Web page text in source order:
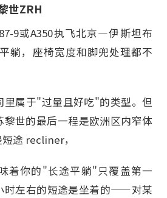
世ZRH
9或A350执飞北京—伊斯坦布
躺，座椅宽度和脚兜处理都不
里属于"过量且好吃"的类型。但
世的最后一程是欧洲区内窄体
途 recliner，
着你的"长途平躺"只覆盖第一
时左右的短途是坐着的——对某